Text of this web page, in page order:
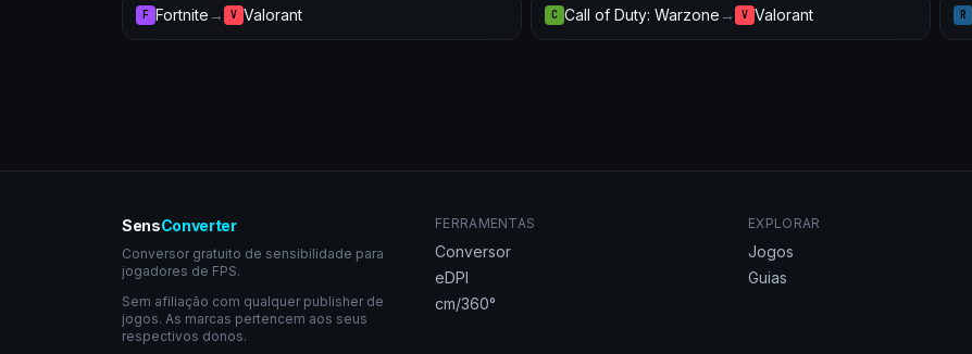
F Fortnite → V Valorant C Call of Duty: Warzone → V Valorant R
SensConverter
Conversor gratuito de sensibilidade para
jogadores de FPS.
Sem afiliação com qualquer publisher de
jogos. As marcas pertencem aos seus
respectivos donos.
FERRAMENTAS
Conversor
eDPI
cm/360°
EXPLORAR
Jogos
Guias